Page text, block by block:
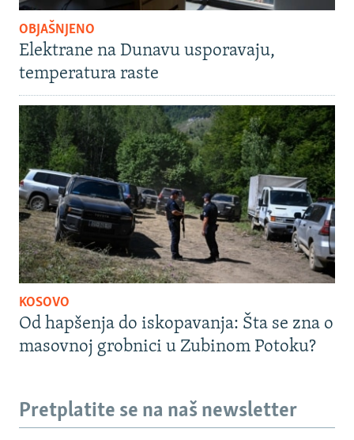
OBJAŠNJENO
Elektrane na Dunavu usporavaju,
temperatura raste
KOSOVO
Od hapšenja do iskopavanja: Šta se zna o
masovnoj grobnici u Zubinom Potoku?
Pretplatite se na naš newsletter